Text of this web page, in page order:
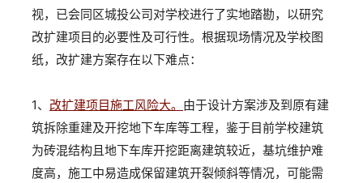
视，已会同区城投公司对学校进行了实地踏勘，以研究
改扩建项目的必要性及可行性。根据现场情况及学校图
纸，改扩建方案存在以下难点：
1、 改扩建项目施工风险大。 由于设计方案涉及到原有建
筑拆除重建及开挖地下车库等工程，鉴于目前学校建筑
为砖混结构且地下车库开挖距离建筑较近，基坑维护难
度高，施工中易造成保留建筑开裂倾斜等情况，可能需